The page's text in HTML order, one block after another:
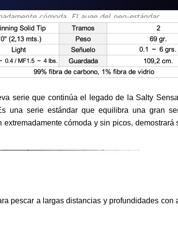
cómoda. El auge del neo-estándar.
serie que continúa el legado de la Salty
una serie estándar que equilibra una gran
cómoda y sin picos,
pescar a largas distancias y profundidades con